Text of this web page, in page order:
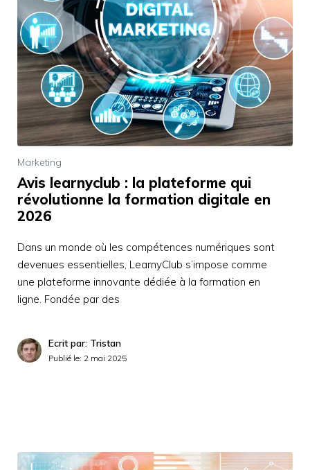
Marketing
Avis learnyclub : la plateforme qui
révolutionne la formation digitale en
2026
Dans un monde où les compétences numériques sont
devenues essentielles, LearnyClub s’impose comme
une plateforme innovante dédiée à la formation en
ligne. Fondée par des
Ecrit par: Tristan
Publié le: 2 mai 2025